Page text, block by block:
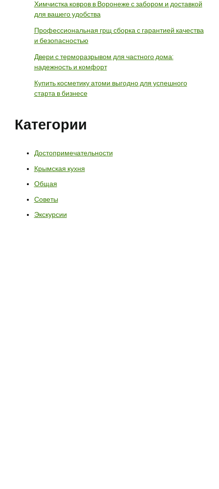
Химчистка ковров в Воронеже с забором и доставкой
для вашего удобства
Профессиональная грщ сборка с гарантией качества
и безопасностью
Двери с терморазрывом для частного дома:
надежность и комфорт
Купить косметику атоми выгодно для успешного
старта в бизнесе
Категории
Достопримечательности
Крымская кухня
Общая
Советы
Экскурсии